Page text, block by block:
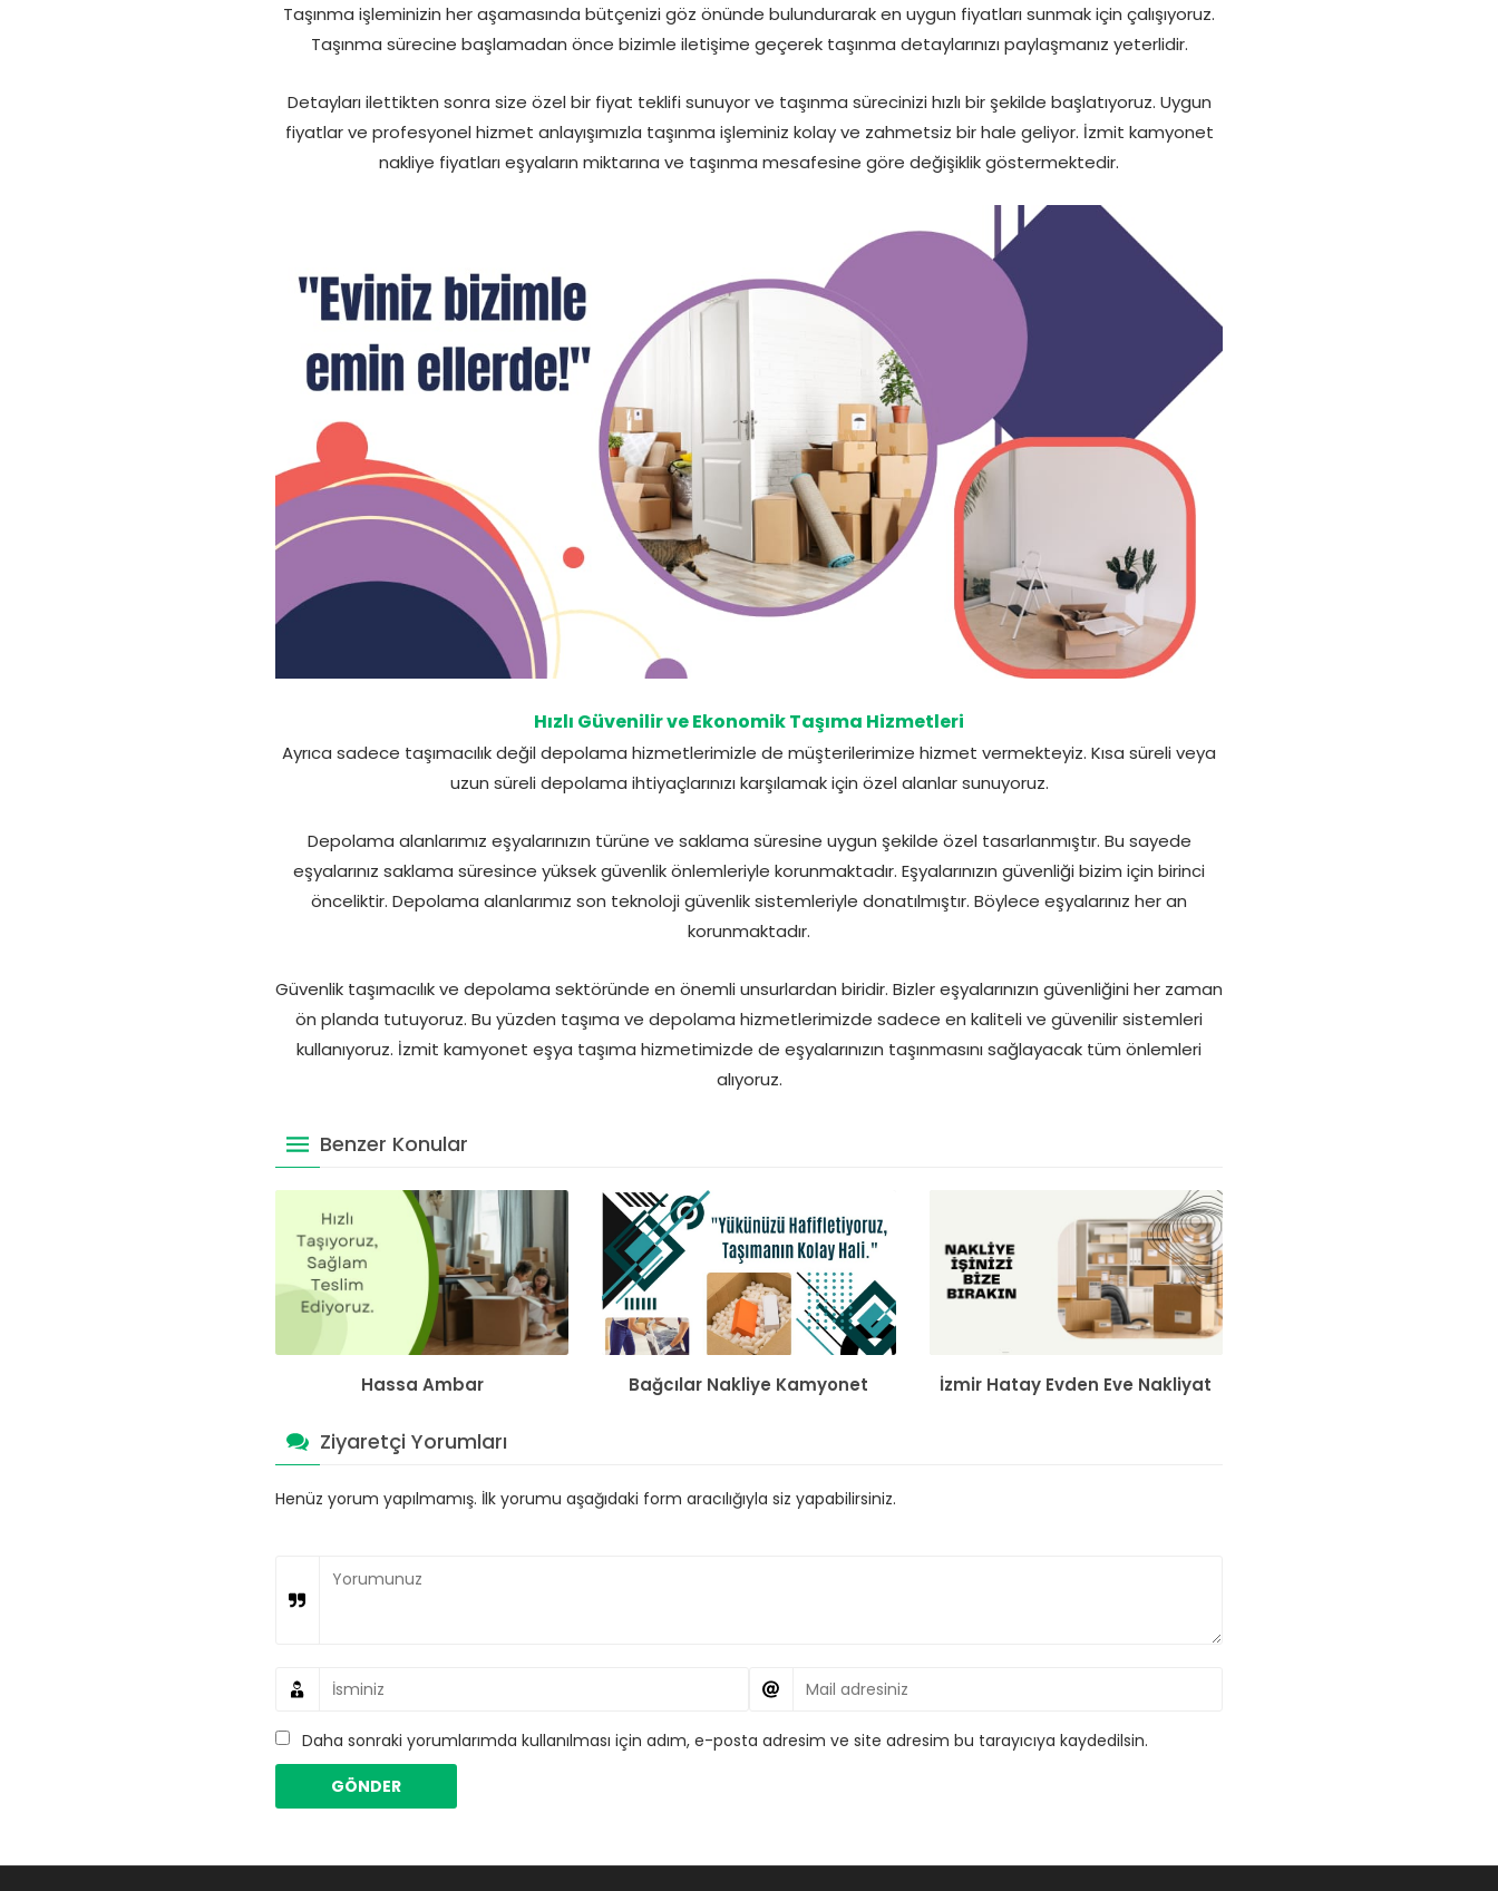
Taşınma işleminizin her aşamasında bütçenizi göz önünde bulundurarak en uygun fiyatları sunmak için çalışıyoruz.
Taşınma sürecine başlamadan önce bizimle iletişime geçerek taşınma detaylarınızı paylaşmanız yeterlidir.
Detayları ilettikten sonra size özel bir fiyat teklifi sunuyor ve taşınma sürecinizi hızlı bir şekilde başlatıyoruz. Uygun
fiyatlar ve profesyonel hizmet anlayışımızla taşınma işleminiz kolay ve zahmetsiz bir hale geliyor. İzmit kamyonet
nakliye fiyatları eşyaların miktarına ve taşınma mesafesine göre değişiklik göstermektedir.
Hızlı Güvenilir ve Ekonomik Taşıma Hizmetleri
Ayrıca sadece taşımacılık değil depolama hizmetlerimizle de müşterilerimize hizmet vermekteyiz. Kısa süreli veya
uzun süreli depolama ihtiyaçlarınızı karşılamak için özel alanlar sunuyoruz.
Depolama alanlarımız eşyalarınızın türüne ve saklama süresine uygun şekilde özel tasarlanmıştır. Bu sayede
eşyalarınız saklama süresince yüksek güvenlik önlemleriyle korunmaktadır. Eşyalarınızın güvenliği bizim için birinci
önceliktir. Depolama alanlarımız son teknoloji güvenlik sistemleriyle donatılmıştır. Böylece eşyalarınız her an
korunmaktadır.
Güvenlik taşımacılık ve depolama sektöründe en önemli unsurlardan biridir. Bizler eşyalarınızın güvenliğini her zaman
ön planda tutuyoruz. Bu yüzden taşıma ve depolama hizmetlerimizde sadece en kaliteli ve güvenilir sistemleri
kullanıyoruz. İzmit kamyonet eşya taşıma hizmetimizde de eşyalarınızın taşınmasını sağlayacak tüm önlemleri
alıyoruz.
Benzer Konular
Hassa Ambar Bağcılar Nakliye Kamyonet İzmir Hatay Evden Eve Nakliyat
Ziyaretçi Yorumları
Henüz yorum yapılmamış. İlk yorumu aşağıdaki form aracılığıyla siz yapabilirsiniz.
Daha sonraki yorumlarımda kullanılması için adım, e-posta adresim ve site adresim bu tarayıcıya kaydedilsin.